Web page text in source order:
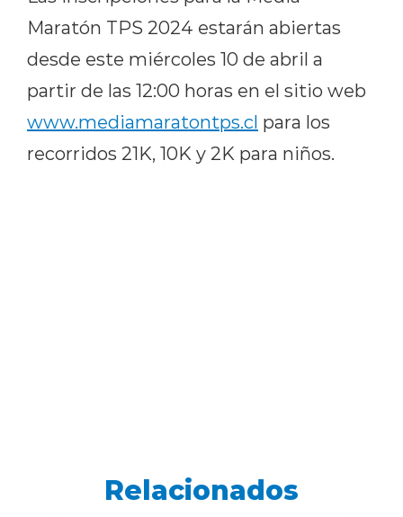
Maratón TPS 2024 estarán abiertas
desde este miércoles 10 de abril a
partir de las 12:00 horas en el sitio web
www.mediamaratontps.cl para los
recorridos 21K, 10K y 2K para niños.
Relacionados